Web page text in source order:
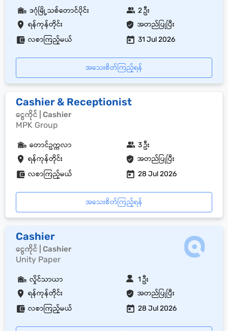
ရန်ကုန်တိုင်း အတည်ပြုပြီး
ဒဂုံမြို့သစ်တောင်ပိုင်း 2 ဦး
လစာကြည့်မယ် 31 Jul 2026
အသေးစိတ်ကြည့်ရန်
Cashier & Receptionist
ငွေကိုင် | Cashier
MPK Group
ရန်ကုန်တိုင်း အတည်ပြုပြီး
တောင်ဥက္ကလာ 3 ဦး
လစာကြည့်မယ် 28 Jul 2026
အသေးစိတ်ကြည့်ရန်
Cashier
ငွေကိုင် | Cashier
Unity Paper
ရန်ကုန်တိုင်း အတည်ပြုပြီး
လှိုင်သာယာ 1 ဦး
လစာကြည့်မယ် 28 Jul 2026